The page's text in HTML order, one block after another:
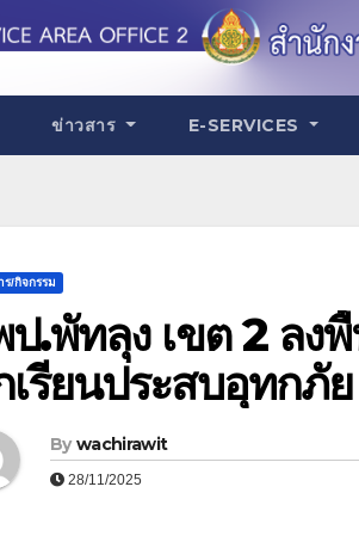
ข่าวสาร E-SERVICES
ร/กิจกรรม
ป.พัทลุง เขต 2 ลง
รียนประสบอุทกภั
By wachirawit
28/11/2025